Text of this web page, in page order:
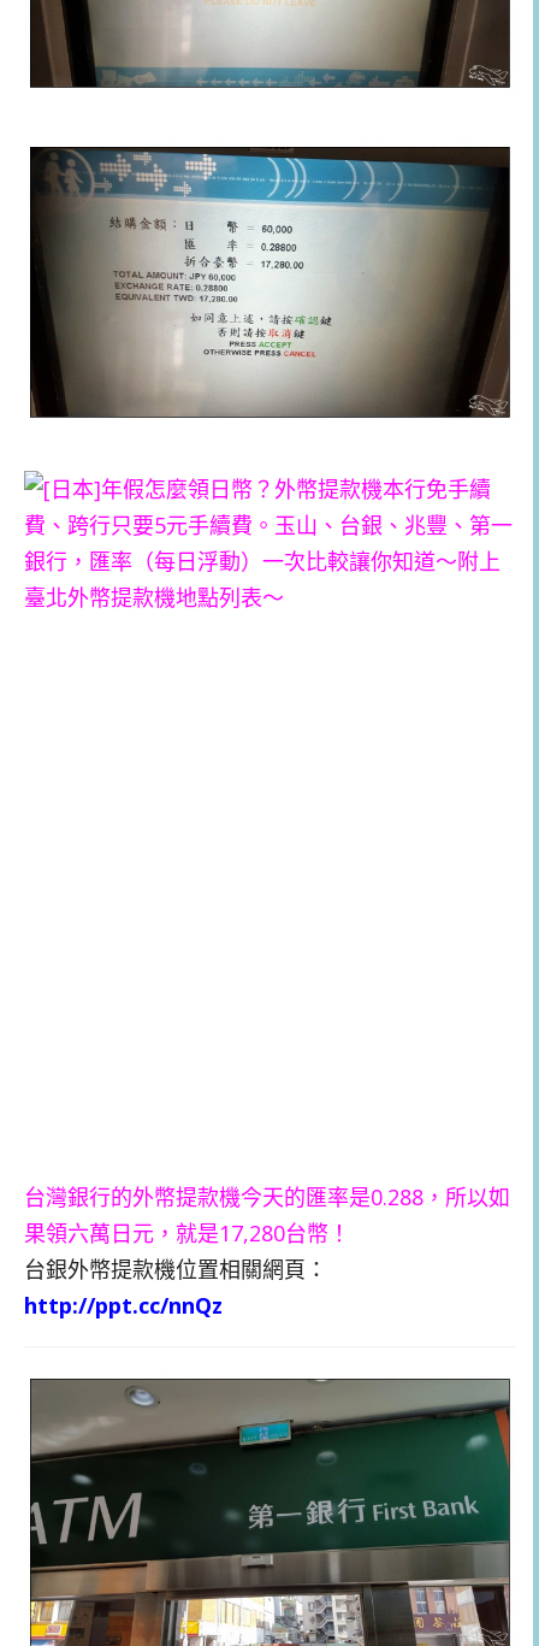
台灣銀行的外幣提款機今天的匯率是0.288，所以如
果領六萬日元，就是17,280台幣！
台銀外幣提款機位置相關網頁：
http://ppt.cc/nnQz